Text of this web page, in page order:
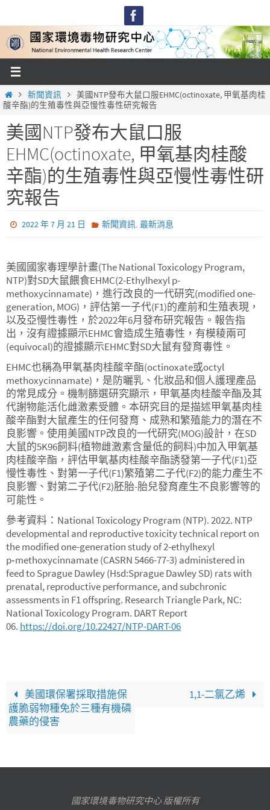
content
Home新聞資訊
美國NTP發布大鼠口服EHMC(octinoxate, 甲氧基肉桂
酸辛酯)的生殖毒性與亞慢性毒性研究報告
美國NTP發布大鼠口服
EHMC(octinoxate, 甲氧基肉桂酸
辛酯)的生殖毒性與亞慢性毒性研
究報告
2022 年 7 月 21 日 新聞資訊, 最新消息
美國國家毒理學計畫(The National Toxicology Program,
NTP)對SD大鼠餵食EHMC(2-Ethylhexyl p-
methoxycinnamate)，進行改良的一代研究(modified one-
generation, MOG)，評估第一子代(F1)的產前和生殖表現，
以及亞慢性毒性，於2022年6月發布研究報告。報告指
出，沒有證據顯示EHMC會造成生殖毒性，有模稜兩可
(equivocal)的證據顯示EHMC對SD大鼠有發育毒性。
EHMC也稱為甲氧基肉桂酸辛酯(octinoxate或octyl
methoxycinnamate)，是防曬乳、化妝品和個人護理產品
的常見成分。機制篩選研究顯示，甲氧基肉桂酸辛酯及其
代謝物能活化雌激素受體。本研究目的是描述甲氧基肉桂
酸辛酯對大鼠產生的任何發育、成熟和繁殖能力的潛在不
良影響。使用美國NTP改良的一代研究(MOG)設計，在SD
大鼠的5K96飼料(植物雌激素含量低的飼料)中加入甲氧基
肉桂酸辛酯，評估甲氧基肉桂酸辛酯誘發第一子代(F1)亞
慢性毒性、對第一子代(F1)繁殖第二子代(F2)的能力產生不
良影響、對第二子代(F2)胚胎-胎兒發育產生不良影響等的
可能性。
參考資料：National Toxicology Program (NTP). 2022. NTP
developmental and reproductive toxicity technical report on
the modified one-generation study of 2-ethylhexyl
p‑methoxycinnamate (CASRN 5466-77-3) administered in
feed to Sprague Dawley (Hsd:Sprague Dawley SD) rats with
prenatal, reproductive performance, and subchronic
assessments in F1 offspring. Research Triangle Park, NC:
National Toxicology Program. DART Report
06. https://doi.org/10.22427/NTP-DART-06
美國環保署採取措施保
護脆弱物種免於三種有機磷
農藥的侵害
1,1-二氯乙烯
國家環境毒物研究中心 版權所有